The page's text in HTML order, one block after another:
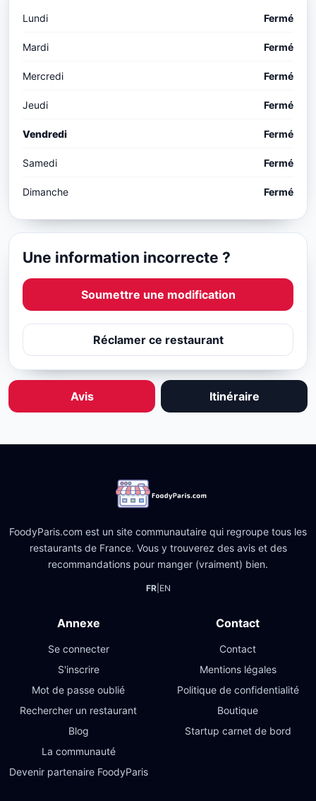
Lundi Fermé
Mardi Fermé
Mercredi Fermé
Jeudi Fermé
Vendredi Fermé
Samedi Fermé
Dimanche Fermé
Une information incorrecte ?
Soumettre une modification
Réclamer ce restaurant
Avis Itinéraire
FoodyParis.com est un site communautaire qui regroupe tous les
restaurants de France. Vous y trouverez des avis et des
recommandations pour manger (vraiment) bien.
FR| EN
Annexe
Se connecter
S'inscrire
Mot de passe oublié
Rechercher un restaurant
Blog
La communauté
Devenir partenaire FoodyParis
Contact
Contact
Mentions légales
Politique de confidentialité
Boutique
Startup carnet de bord